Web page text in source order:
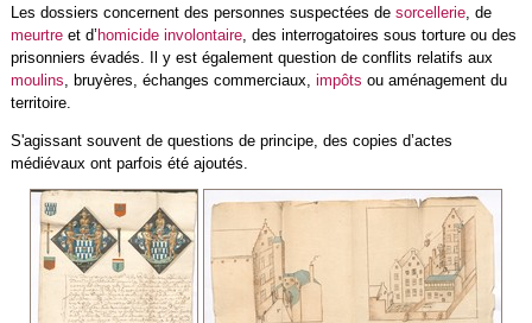
Les dossiers concernent des personnes suspectées de sorcellerie, de
meurtreet d’ homicide involontaire, des interrogatoires sous torture ou des
prisonniers évadés. Il y est également question de conflits relatifs aux
moulins , bruyères, échanges commerciaux, impôts ou aménagement du
territoire.
S'agissant souvent de questions de principe, des copies d’actes
médiévaux ont parfois été ajoutés.